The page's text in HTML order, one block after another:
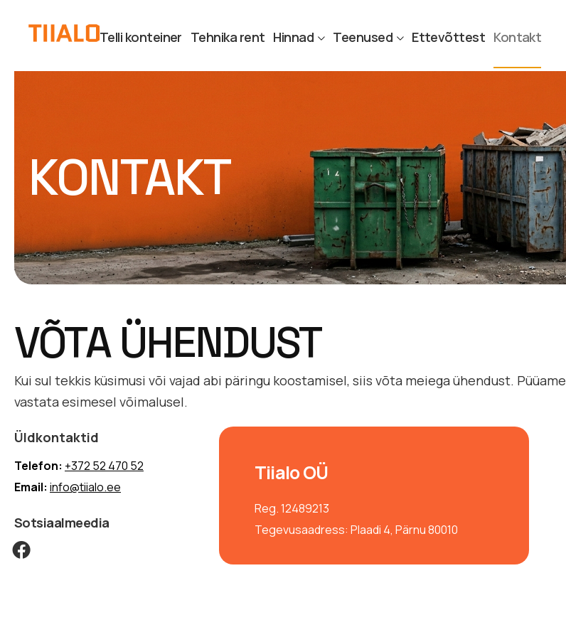
Telli konteiner Tehnika rent Hinnad Teenused Ettevõttest Kontakt
KONTAKT
VÕTA ÜHENDUST
Kui sul tekkis küsimusi või vajad abi päringu koostamisel, siis võta meiega ühendust. Püüame
vastata esimesel võimalusel.
Üldkontaktid
Telefon: +372 52 470 52
Email: info@tiialo.ee
Sotsiaalmeedia
Tiialo OÜ
Reg. 12489213
Tegevusaadress: Plaadi 4, Pärnu 80010